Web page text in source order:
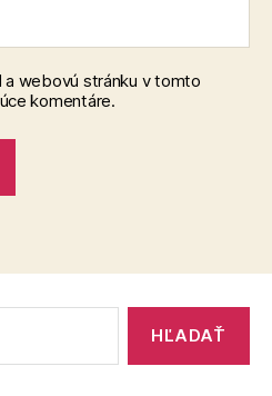
a webovú stránku v tomto
komentáre.